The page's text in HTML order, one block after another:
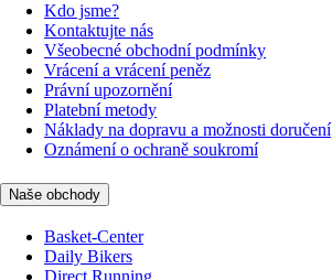
Kdo jsme?
Kontaktujte nás
Všeobecné obchodní podmínky
Vrácení a vrácení peněz
Právní upozornění
Platební metody
Náklady na dopravu a možnosti doručení
Oznámení o ochraně soukromí
Naše obchody
Basket-Center
Daily Bikers
Direct Running